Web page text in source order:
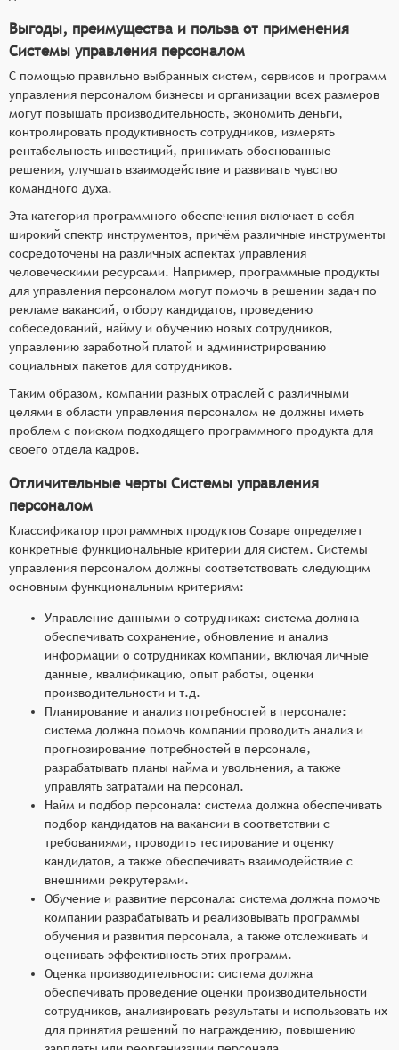
Выгоды, преимущества и польза от применения
Системы управления персоналом
С помощью правильно выбранных систем, сервисов и программ
управления персоналом бизнесы и организации всех размеров
могут повышать производительность, экономить деньги,
контролировать продуктивность сотрудников, измерять
рентабельность инвестиций, принимать обоснованные
решения, улучшать взаимодействие и развивать чувство
командного духа.
Эта категория программного обеспечения включает в себя
широкий спектр инструментов, причём различные инструменты
сосредоточены на различных аспектах управления
человеческими ресурсами. Например, программные продукты
для управления персоналом могут помочь в решении задач по
рекламе вакансий, отбору кандидатов, проведению
собеседований, найму и обучению новых сотрудников,
управлению заработной платой и администрированию
социальных пакетов для сотрудников.
Таким образом, компании разных отраслей с различными
целями в области управления персоналом не должны иметь
проблем с поиском подходящего программного продукта для
своего отдела кадров.
Отличительные черты Системы управления
персоналом
Классификатор программных продуктов Соваре определяет
конкретные функциональные критерии для систем. Системы
управления персоналом должны соответствовать следующим
основным функциональным критериям:
Управление данными о сотрудниках: система должна
обеспечивать сохранение, обновление и анализ
информации о сотрудниках компании, включая личные
данные, квалификацию, опыт работы, оценки
производительности и т.д.
Планирование и анализ потребностей в персонале:
система должна помочь компании проводить анализ и
прогнозирование потребностей в персонале,
разрабатывать планы найма и увольнения, а также
управлять затратами на персонал.
Найм и подбор персонала: система должна обеспечивать
подбор кандидатов на вакансии в соответствии с
требованиями, проводить тестирование и оценку
кандидатов, а также обеспечивать взаимодействие с
внешними рекрутерами.
Обучение и развитие персонала: система должна помочь
компании разрабатывать и реализовывать программы
обучения и развития персонала, а также отслеживать и
оценивать эффективность этих программ.
Оценка производительности: система должна
обеспечивать проведение оценки производительности
сотрудников, анализировать результаты и использовать их
для принятия решений по награждению, повышению